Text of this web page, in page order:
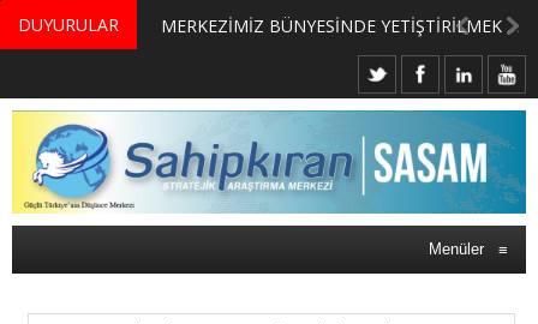
DUYURULAR MERKEZİMİZ BÜNYESİNDE YETİŞTİRİLMEK ÜZERE GÖNÜLLÜ ÜLKE MASASI UZMANI VE UZMAN ADAYLARI ARIYORUZ
Menüler ≡